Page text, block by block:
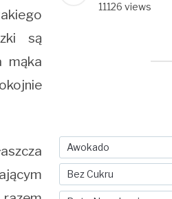
są
mąka
11126 views
Awokado
Bez Cukru